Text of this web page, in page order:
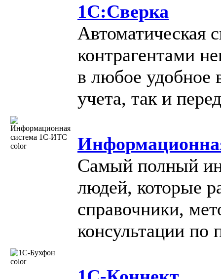
1С:Сверка
Автоматическая
контрагентами
в любое удобное
учета, так и
Самый полный
людей, которые
справочники,
консультации по